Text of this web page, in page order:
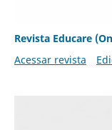
Revista Educare
Acessar revista